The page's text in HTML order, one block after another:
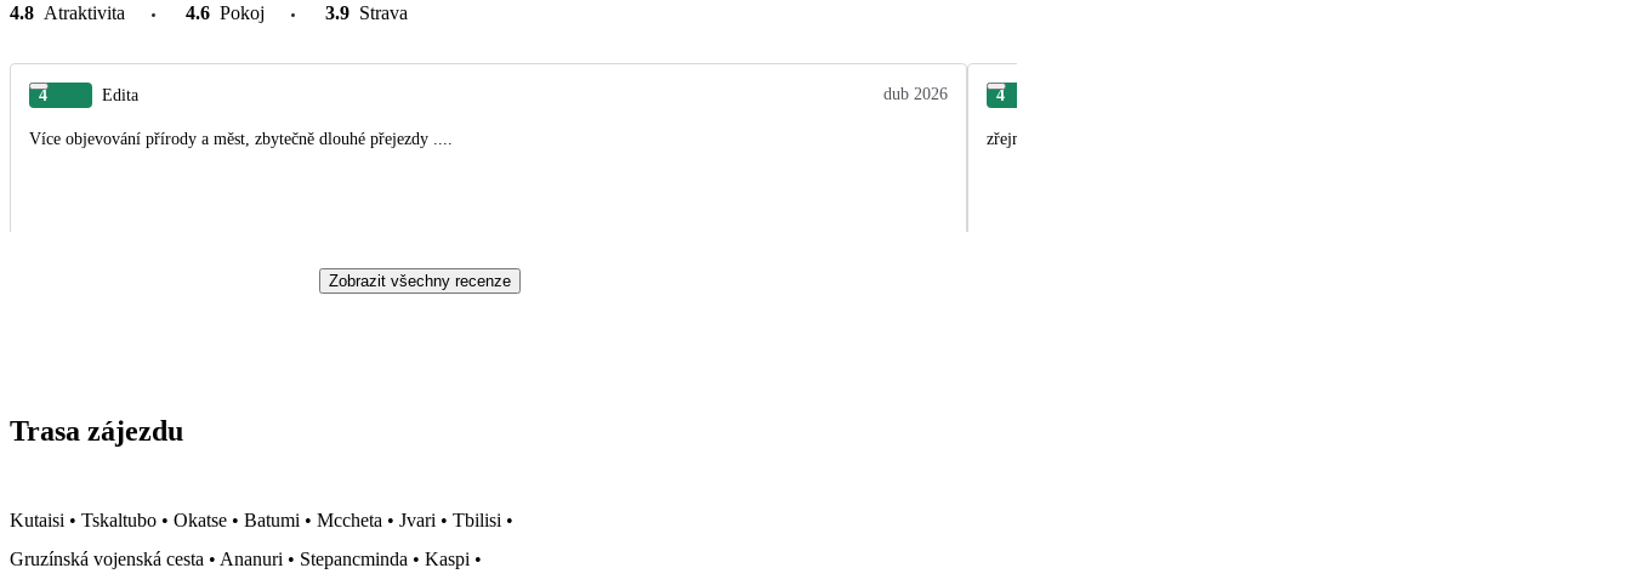
4.8 Atraktivita 4.6 Pokoj 3.9 Strava
4 Edita dub 2026
Více objevování přírody a měst, zbytečně dlouhé přejezdy ....
4
zřejmě vymyslet jinak program, aby nebyl celý zájezd o přesunech autobusem. Fakultativní
Zobrazit všechny recenze
Trasa zájezdu
Kutaisi • Tskaltubo • Okatse • Batumi • Mccheta • Jvari • Tbilisi •
Gruzínská vojenská cesta • Ananuri • Stepancminda • Kaspi •